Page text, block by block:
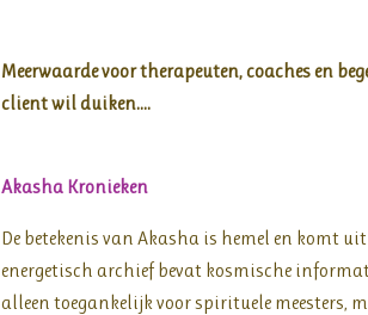
Meerwaarde voor therapeuten, coaches en
client wil duiken….
Akasha Kronieken
De betekenis van Akasha is hemel en komt
energetisch archief bevat kosmische
alleen toegankelijk voor spirituele meesters,